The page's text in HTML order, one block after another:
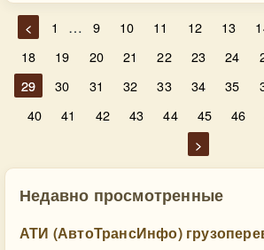
< 1 … 9 10 11 12 13
18
19 20 21 22 23 24
29
30 31 32 33 34 35
40
41 42 43 44 45 46
>
Недавно просмотренные
АТИ (АвтоТрансИнфо)